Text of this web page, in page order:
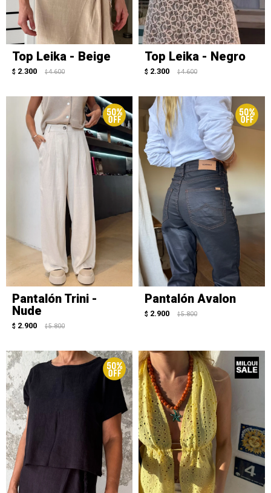
Top Leika - Beige
$ 2.300 $ 4.600
Top Leika - Negro
$ 2.300 $ 4.600
Pantalón Trini -
Nude
$ 2.900 $ 5.800
Pantalón Avalon
$ 2.900 $ 5.800